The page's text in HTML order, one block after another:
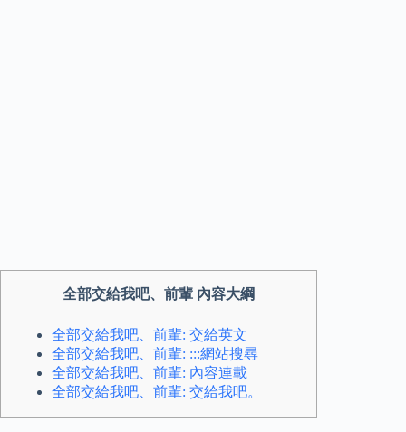
全部交給我吧、前輩 內容大綱
全部交給我吧、前輩: 交給英文
全部交給我吧、前輩: :::網站搜尋
全部交給我吧、前輩: 內容連載
全部交給我吧、前輩: 交給我吧。